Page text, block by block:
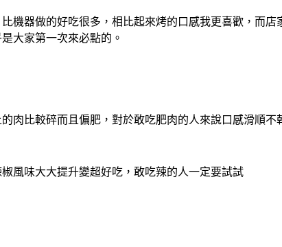
機器做的好吃很多，相比起來烤的口感我更喜歡，而
大家第一次來必點的。
肉比較碎而且偏肥，對於敢吃肥肉的人來說口感滑順不
風味大大提升變超好吃，敢吃辣的人一定要試試